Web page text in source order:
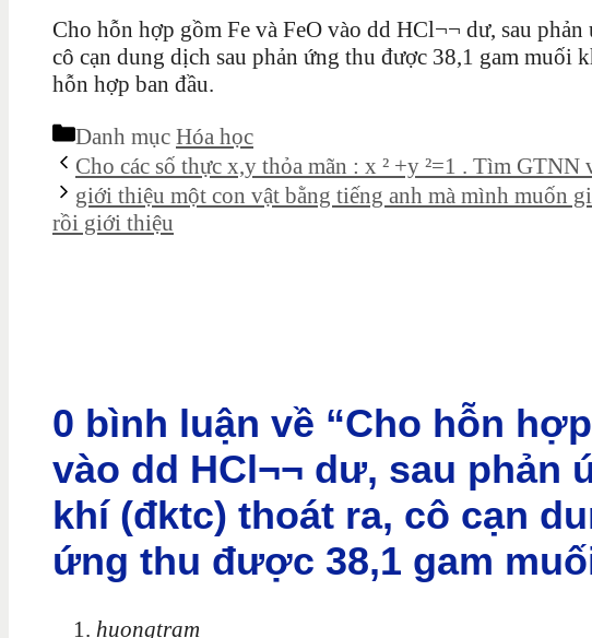
Cho hỗn hợp gồm Fe và FeO vào dd HCl¬¬ dư, sau
cô cạn dung dịch sau phản ứng thu được 38,1 gam
hỗn hợp ban đầu.
Danh mục Hóa học
Cho các số thực x,y thỏa mãn : x ² +y ²=1 . Tìm
giới thiệu một con vật bằng tiếng anh mà mình muốn
rồi giới thiệu
0 bình luận về “Cho hỗn
vào dd HCl¬¬ dư, sau phản
khí (đktc) thoát ra, cô cạn
ứng thu được 38,1 gam
huongtram